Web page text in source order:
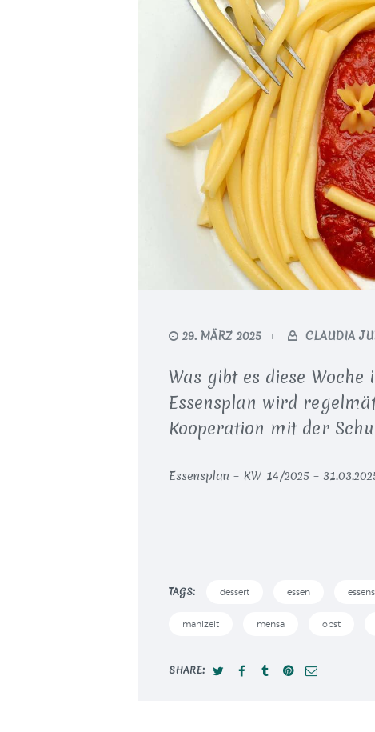
29. MÄRZ 2025 CLAUDIA
Was gibt es diese Woche
Essensplan wird
Kooperation mit der
Essensplan – KW 14/2025 –
TAGS: dessert essen
mahlzeit mensa obst
SHARE: